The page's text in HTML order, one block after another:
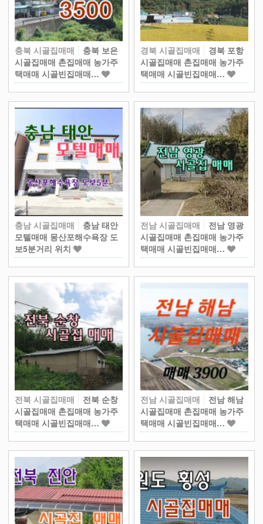
충북 시골집매매
충북 보은
시골집매매 촌집매매 농가주
택매매 시골빈집매매…
경북 시골집매매
경북 포항
시골집매매 촌집매매 농가주
택매매 시골빈집매매…
충남 시골집매매
충남 태안
모텔매매 몽산포해수욕장 도
보5분거리 위치
전남 시골집매매
전남 영광
시골집매매 촌집매매 농가주
택매매 시골빈집매매…
전북 시골집매매
전북 순창
시골집매매 촌집매매 농가주
택매매 시골빈집매매…
전남 시골집매매
전남 해남
시골집매매 촌집매매 농가주
택매매 시골빈집매매…